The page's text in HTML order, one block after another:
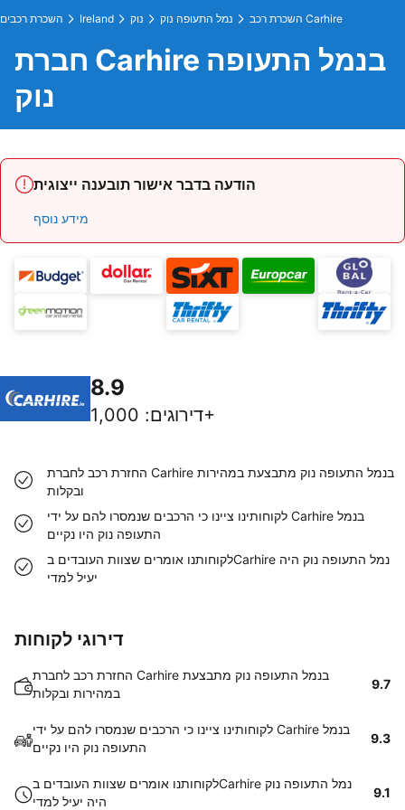
השכרת רכבים Ireland נוק נמל התעופה נוק השכרת רכב Carhire
חברת Carhire בנמל התעופה
נוק
הודעה בדבר אישור תובענה ייצוגית
מידע נוסף
8.9
דירוגים: 1,000+
החזרת רכב לחברת Carhire בנמל התעופה נוק מתבצעת במהירות
ובקלות
לקוחותינו ציינו כי הרכבים שנמסרו להם על ידי Carhire בנמל
התעופה נוק היו נקיים
לקוחותנו אומרים שצוות העובדים בCarhire נמל התעופה נוק היה
יעיל למדי
דירוגי לקוחות
החזרת רכב לחברת Carhire בנמל התעופה נוק מתבצעת
במהירות ובקלות
9.7
לקוחותינו ציינו כי הרכבים שנמסרו להם על ידי Carhire בנמל
התעופה נוק היו נקיים
9.3
לקוחותנו אומרים שצוות העובדים בCarhire נמל התעופה נוק
היה יעיל למדי
9.1